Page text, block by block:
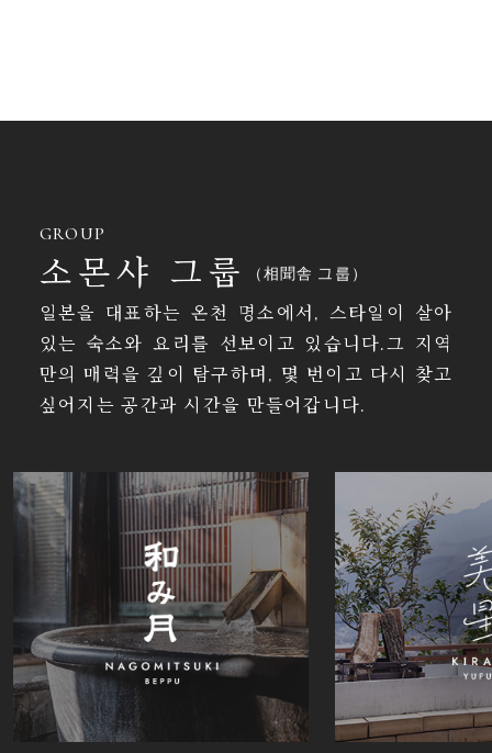
GROUP
소몬샤 그룹 （相聞舎 그룹）
일본을 대표하는 온천 명소에서, 스타일이 살아
있는 숙소와 요리를 선보이고 있습니다.그 지역
만의 매력을 깊이 탐구하며, 몇 번이고 다시 찾고
싶어지는 공간과 시간을 만들어갑니다.